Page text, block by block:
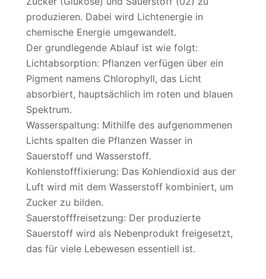
produzieren. Dabei wird Lichtenergie in
chemische Energie umgewandelt.
Der grundlegende Ablauf ist wie folgt:
Lichtabsorption: Pflanzen verfügen über ein
Pigment namens Chlorophyll, das Licht
absorbiert, hauptsächlich im roten und blauen
Spektrum.
Wasserspaltung: Mithilfe des aufgenommenen
Lichts spalten die Pflanzen Wasser in
Sauerstoff und Wasserstoff.
Kohlenstofffixierung: Das Kohlendioxid aus der
Luft wird mit dem Wasserstoff kombiniert, um
Zucker zu bilden.
Sauerstofffreisetzung: Der produzierte
Sauerstoff wird als Nebenprodukt freigesetzt,
das für viele Lebewesen essentiell ist.